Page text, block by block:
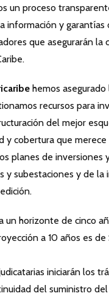
un proceso
y
que asegurarán
hemos
recursos para
del mejor
y cobertura que
planes de
y subestaciones y de
un horizonte de cinco
a 10 años es
iniciarán los
del suministro